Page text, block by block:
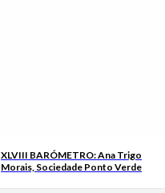
XLVIII BARÓMETRO: Ana Trigo
Morais, Sociedade Ponto Verde